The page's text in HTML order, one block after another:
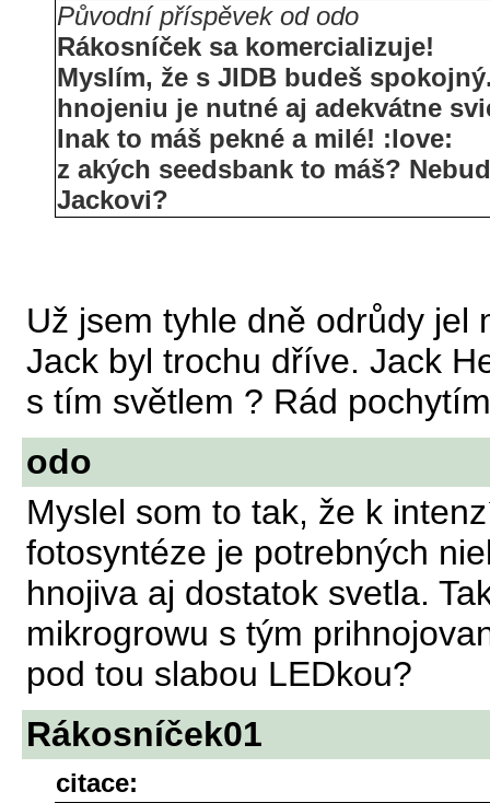
Původní příspěvek od odo
Rákosníček sa komercializuje!
Myslím, že s JIDB budeš
hnojeniu je nutné aj adekvátne
Inak to máš pekné a milé! :love:
z akých seedsbank to máš?
Jackovi?
Už jsem tyhle dně odrůdy jel
Jack byl trochu dříve. Jack
s tím světlem ? Rád
odo
Myslel som to tak, že k
fotosyntéze je potrebných
hnojiva aj dostatok svetla.
mikrogrowu s tým
pod tou slabou LEDkou?
Rákosníček01
citace: